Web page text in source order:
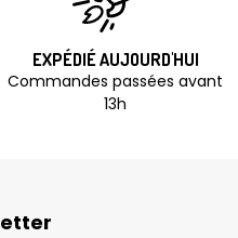
EXPÉDIÉ AUJOURD'HUI
Commandes passées avant
13h